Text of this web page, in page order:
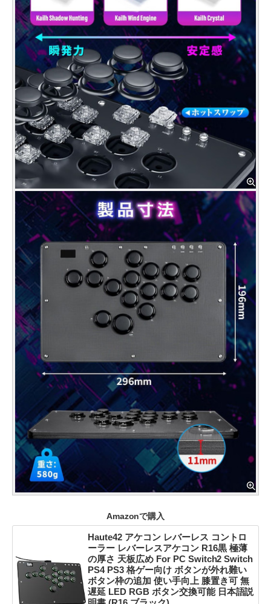
Amazonで購入
Haute42 アケコン レバーレス コントロ
ーラー レバーレスアケコン R16黒 極薄
の厚さ 天板広め For PC Switch2 Switch
PS4 PS3 格ゲー向け ボタンが外れ難い
ボタン枠の追加 使い手向上 膝置き可 無
遅延 LED RGB ボタン交換可能 日本語説